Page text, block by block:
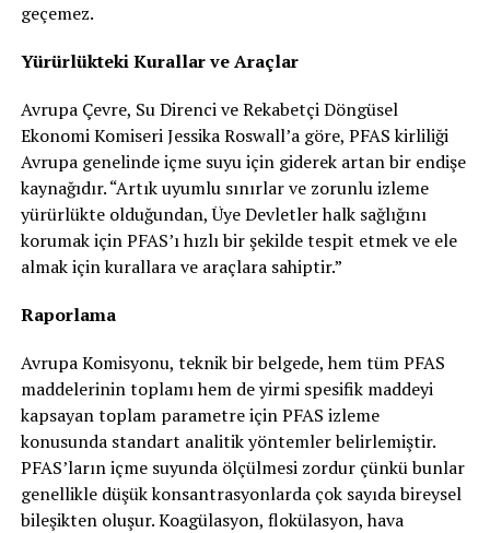
geçemez.
Yürürlükteki Kurallar ve Araçlar
Avrupa Çevre, Su Direnci ve Rekabetçi Döngüsel
Ekonomi Komiseri Jessika Roswall’a göre, PFAS kirliliği
Avrupa genelinde içme suyu için giderek artan bir endişe
kaynağıdır. “Artık uyumlu sınırlar ve zorunlu izleme
yürürlükte olduğundan, Üye Devletler halk sağlığını
korumak için PFAS’ı hızlı bir şekilde tespit etmek ve ele
almak için kurallara ve araçlara sahiptir.”
Raporlama
Avrupa Komisyonu, teknik bir belgede, hem tüm PFAS
maddelerinin toplamı hem de yirmi spesifik maddeyi
kapsayan toplam parametre için PFAS izleme
konusunda standart analitik yöntemler belirlemiştir.
PFAS’ların içme suyunda ölçülmesi zordur çünkü bunlar
genellikle düşük konsantrasyonlarda çok sayıda bireysel
bileşikten oluşur. Koagülasyon, flokülasyon, hava